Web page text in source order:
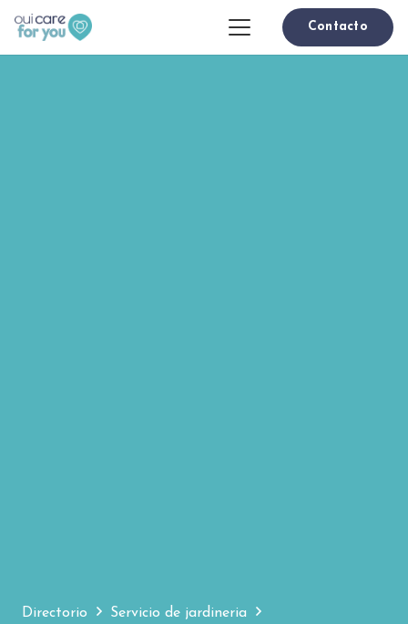
Contacto
Directorio
Servicio de jardineria